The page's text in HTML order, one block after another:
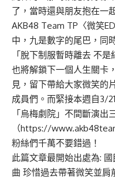
了，當時還與朋友抱在一
AKB48 Team TP〈微笑
中，九是數字的尾巴，同
「脫下制服暫時離去 不
也將解鎖下一個人生關卡
見，留下帶給大家微笑的
成員們。而緊接本週自3/
「烏梅劇院」不間斷演出
（https://
粉絲們千萬不要錯過！
此篇文章最開始出處為:
曲 珍惜過去帶著微笑並肩